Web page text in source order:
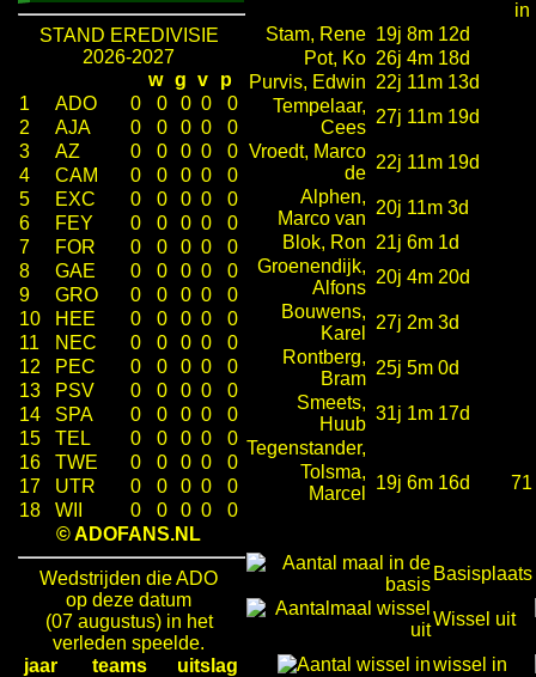
STAND EREDIVISIE
2026-2027
w g v
p
1
ADO 0 0 0 0
0
2
AJA 0 0 0 0
0
3
AZ 0 0 0 0
0
4
CAM 0 0 0 0
0
5
EXC 0 0 0 0
0
6
FEY 0 0 0 0
0
7
FOR 0 0 0 0
0
8
GAE 0 0 0 0
0
9
GRO 0 0 0 0
0
10
HEE 0 0 0 0
0
11
NEC 0 0 0 0
0
12
PEC 0 0 0 0
0
13
PSV 0 0 0 0
0
14
SPA 0 0 0 0
0
15
TEL 0 0 0 0
0
16
TWE 0 0 0 0
0
17
UTR 0 0 0 0
0
18
WII 0 0 0 0
0
© ADOFANS.NL
Wedstrijden die ADO
op deze datum
(07 augustus) in het
verleden speelde.
jaar
teams uitslag
Stam, Rene 19j 8m 12d
Pot, Ko 26j 4m 18d
Purvis, Edwin 22j 11m 13d
Tempelaar,
Cees
27j 11m 19d
Vroedt, Marco
de
22j 11m 19d
Alphen,
Marco van
20j 11m 3d
Blok, Ron 21j 6m 1d
Groenendijk,
Alfons
20j 4m 20d
Bouwens,
Karel
27j 2m 3d
Rontberg,
Bram
25j 5m 0d
Smeets,
Huub
31j 1m 17d
Tegenstander,
Tolsma,
Marcel
19j 6m 16d 71
Basisplaats
Wissel uit
wissel in